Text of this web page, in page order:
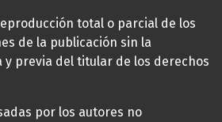
total o parcial de los
de la publicación sin la
y previa del titular de los derechos
por los autores no